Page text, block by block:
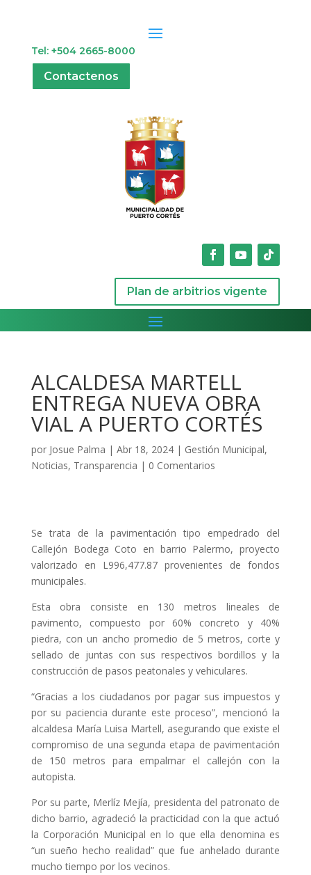
Tel: +504 2665-8000
Contactenos
Plan de arbitrios vigente
ALCALDESA MARTELL
ENTREGA NUEVA OBRA
VIAL A PUERTO CORTÉS
por Josue Palma | Abr 18, 2024| Gestión Municipal,
Noticias, Transparencia | 0 Comentarios
Se trata de la pavimentación tipo empedrado del
Callejón Bodega Coto en barrio Palermo, proyecto
valorizado en L996,477.87 provenientes de fondos
municipales.
Esta obra consiste en 130 metros lineales de
pavimento, compuesto por 60% concreto y 40%
piedra, con un ancho promedio de 5 metros, corte y
sellado de juntas con sus respectivos bordillos y la
construcción de pasos peatonales y vehiculares.
“Gracias a los ciudadanos por pagar sus impuestos y
por su paciencia durante este proceso”, mencionó la
alcaldesa María Luisa Martell, asegurando que existe el
compromiso de una segunda etapa de pavimentación
de 150 metros para empalmar el callejón con la
autopista.
Por su parte, Merlíz Mejía, presidenta del patronato de
dicho barrio, agradeció la practicidad con la que actuó
la Corporación Municipal en lo que ella denomina es
“un sueño hecho realidad” que fue anhelado durante
mucho tiempo por los vecinos.